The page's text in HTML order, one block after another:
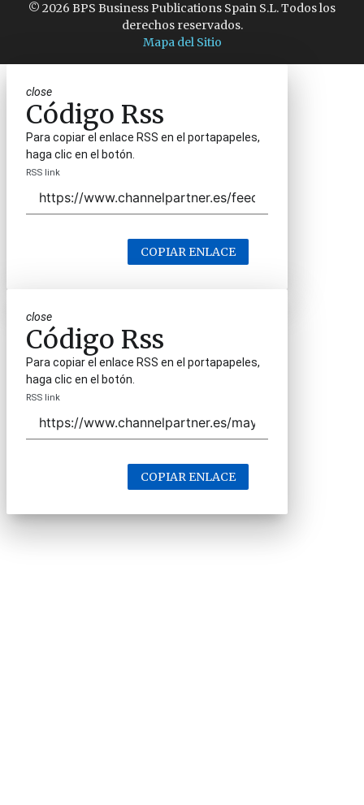
© 2026 BPS Business Publications Spain S.L. Todos los
derechos reservados.
Mapa del Sitio
close
Código Rss
Para copiar el enlace RSS en el portapapeles,
haga clic en el botón.
RSS link
COPIAR ENLACE
close
Código Rss
Para copiar el enlace RSS en el portapapeles,
haga clic en el botón.
RSS link
COPIAR ENLACE